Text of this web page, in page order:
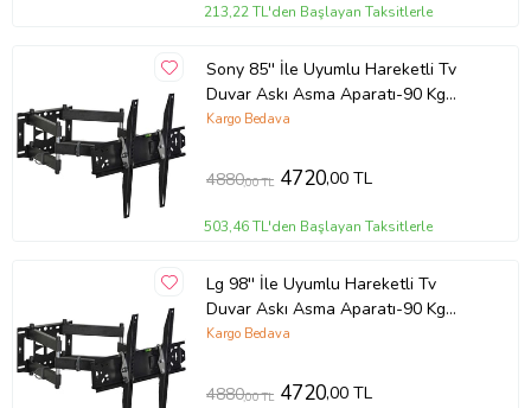
kcm83508806213,22 TL'den Başlayan Taksitlerle
Sony 85'' İle Uyumlu Hareketli Tv
Duvar Askı Asma Aparatı-90 Kg
Taşıma
Kargo Bedava
4880,00 TL 4720,00 TL
503,46 TL'den Başlayan Taksitlerle
Lg 98'' İle Uyumlu Hareketli Tv
Duvar Askı Asma Aparatı-90 Kg
Taşıma
Kargo Bedava
4880,00 TL 4720,00 TL